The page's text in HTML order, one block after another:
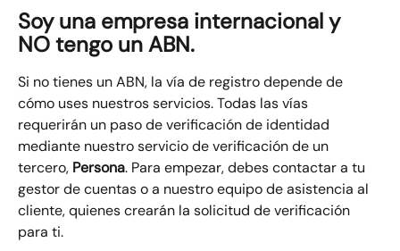
Soy una empresa internacional y
NO tengo un ABN.
Si no tienes un ABN, la vía de registro depende de
cómo uses nuestros servicios. Todas las vías
requerirán un paso de verificación de identidad
mediante nuestro servicio de verificación de un
tercero, Persona. Para empezar, debes contactar a tu
gestor de cuentas o a nuestro equipo de asistencia al
cliente, quienes crearán la solicitud de verificación
para ti.